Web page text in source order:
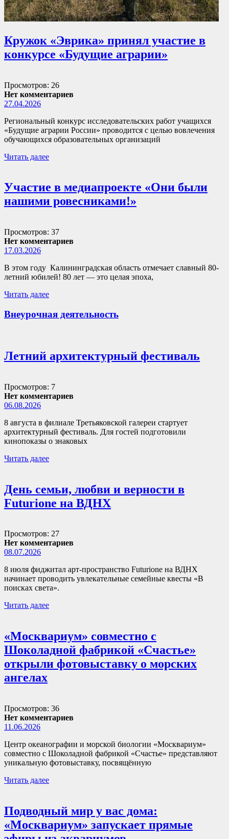
Кружок «Эврика» принял участие в
конкурсе «Будущие аграрии»
Просмотров: 26
Нет комментариев
27.04.2026
Региональный конкурс исследовательских работ учащихся
«Будущие аграрии России» проводится с целью вовлечения
обучающихся образовательных организаций
Читать далее
Участие в медиапроекте «Они были
нашими ровесниками!»
Просмотров: 37
Нет комментариев
17.03.2026
В этом году Калининградская область отмечает славный 80-
летний юбилей! 80 лет — это целая эпоха,
Читать далее
Внеурочная деятельность
Летний архитектурный фестиваль
Просмотров: 7
Нет комментариев
06.08.2026
8 августа в филиале Третьяковской галереи стартует
архитектурный фестиваль. Для гостей подготовили
кинопоказы о знаковых
Читать далее
День семьи, любви и верности в
Futurione на ВДНХ
Просмотров: 27
Нет комментариев
08.07.2026
8 июля фиджитал арт-пространство Futurione на ВДНХ
начинает проводить увлекательные семейные квесты «В
поисках света».
Читать далее
«Москвариум» совместно с
Шоколадной фабрикой «Счастье»
открыли фотовыставку о морских
ангелах
Просмотров: 36
Нет комментариев
11.06.2026
Центр океанографии и морской биологии «Москвариум»
совместно с Шоколадной фабрикой «Счастье» представляют
уникальную фотовыставку, посвящённую
Читать далее
Подводный мир у вас дома:
«Москвариум» запускает прямые